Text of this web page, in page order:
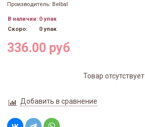
Производитель: Belbal
В наличии: 0 упак
Скоро:
0 упак
336.00 руб
Товар отсутствует
Добавить в сравнение